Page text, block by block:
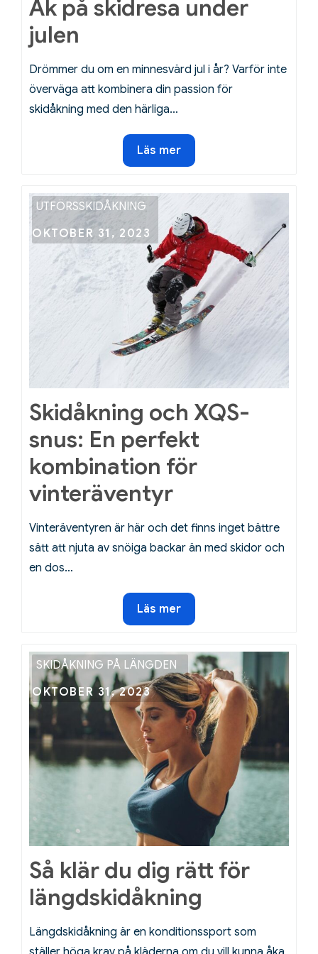
Åk på skidresa under
julen
Drömmer du om en minnesvärd jul i år? Varför inte
överväga att kombinera din passion för
skidåkning med den härliga…
Åk
på
under
Läs mer
UTFÖRSSKIDÅKNING
Posted
OKTOBER 31, 2023
Skidåkning och XQS-
snus: En perfekt
kombination för
vinteräventyr
Vinteräventyren är här och det finns inget bättre
sätt att njuta av snöiga backar än med skidor och
en dos…
Skidåkning
och
snus:
En
perfekt
kombination
för
vinteräventyr
Läs mer
SKIDÅKNING PÅ LÄNGDEN
Posted
on
OKTOBER 31, 2023
Så klär du dig rätt för
längdskidåkning
Längdskidåkning är en konditionssport som